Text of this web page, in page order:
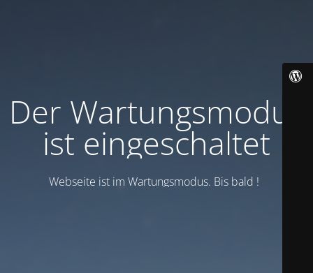
Der Wartungsmodus
ist eingeschaltet
Webseite ist im Wartungsmodus. Bis bald !